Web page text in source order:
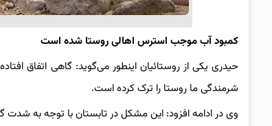
کمبودآبموجب استرس اهالیروستا شده است
حیدری یکی از روستائیان اینطور می‌گوید: گاهی اتفاق
شرمندگی ما روستا را ترک کرده است.
وی در ادامه افزود: این مشکل در تابستان با توجه به شدت